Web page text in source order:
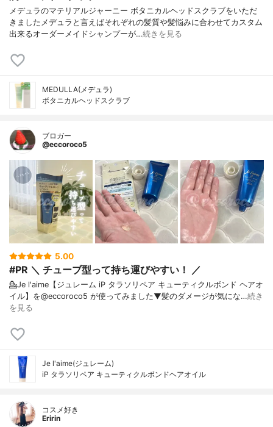
メデュラのマテリアルジャーニー ボタニカルヘッドスクラブをいただ
きましたメデュラと言えばそれぞれの髪質や髪悩みに合わせてカスタム
出来るオーダーメイドシャンプーが…続きを見る
MEDULLA(メデュラ)
ボタニカルヘッドスクラブ
ブロガー
@eccoroco5
5.00
#PR ＼ チューブ型って持ち運びやすい！ ／
💁Je l'aime【ジュレーム iP タラソリペア キューティクルボンド ヘアオ
イル】を@eccoroco5 が使ってみました⁡⁡⁡⁡▼⁡髪のダメージが気にな…続き
を見る
Je l'aime(ジュレーム)
iP タラソリペア キューティクルボンドヘアオイル
コスメ好き
Eririn